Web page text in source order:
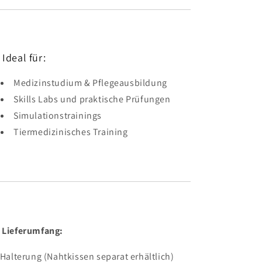
Ideal für:
Medizinstudium & Pflegeausbildung
Skills Labs und praktische Prüfungen
Simulationstrainings
Tiermedizinisches Training
Lieferumfang:
(Nahtkissen separat erhältlich)